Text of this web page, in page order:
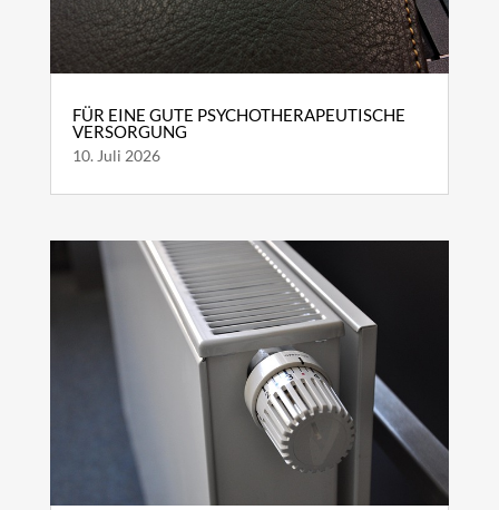
FÜR EINE GUTE PSYCHOTHERAPEUTISCHE
VERSORGUNG
10. Juli 2026